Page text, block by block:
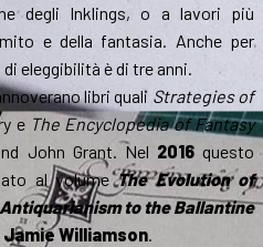
degli Inklings, o a lavori più
e della fantasia. Anche per
eleggibilità è di tre anni.
libri quali Strategies of
e The Encyclopedia of Fantasy
John Grant. Nel 2016questo
al volumeThe Evolution of
to the Ballantine
Jamie Williamson